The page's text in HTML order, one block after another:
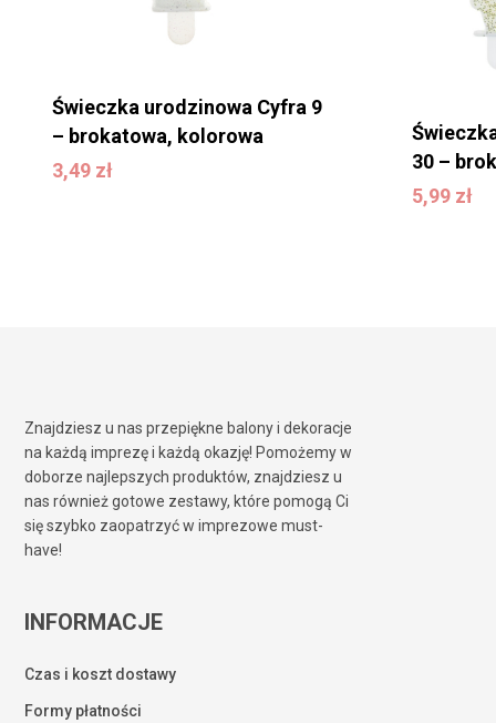
Świeczka urodzinowa Cyfra 9
– brokatowa, kolorowa
3,49 zł
3,49zł
30 –
5,99 zł
5,99
Znajdziesz u nas przepiękne balony i dekoracje
na każdą imprezę i każdą okazję! Pomożemy w
doborze najlepszych produktów, znajdziesz u
nas również gotowe zestawy, które pomogą Ci
się szybko zaopatrzyć w imprezowe must-
have!
INFORMACJE
Czas i koszt dostawy
Formy płatności